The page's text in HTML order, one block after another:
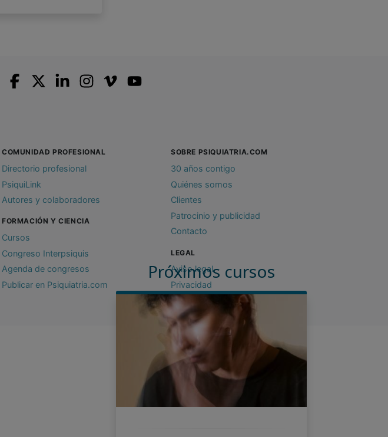
Próximos cursos
COMUNIDAD PROFESIONAL
Directorio profesional
PsiquiLink
Autores y colaboradores
FORMACIÓN Y CIENCIA
Cursos
Congreso Interpsiquis
Agenda de congresos
Publicar en Psiquiatria.com
SOBRE PSIQUIATRIA.COM
30 años contigo
Quiénes somos
Clientes
Patrocinio y publicidad
Contacto
LEGAL
Aviso legal
Privacidad
Cookies
Condiciones de uso